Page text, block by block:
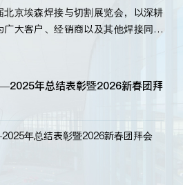
京埃森焊接与切割展览会，以深耕
大客户、经销商以及其他焊接同仁
年总结表彰暨2026新春团拜
年总结表彰暨2026新春团拜会